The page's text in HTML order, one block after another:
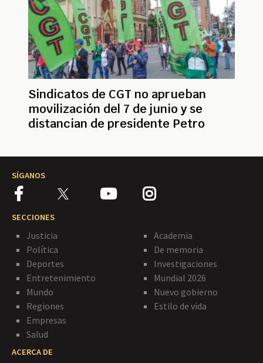
Sindicatos de CGT no aprueban
movilización del 7 de junio y se
distancian de presidente Petro
SÍGANOS
SECCIONES
Justicia
Política
Deportes
Entretenimiento
Mundo
Regiones
Empresas
Salud
Academia
De memoria
Investigaciones
Mundial 2026
Nuevo gobierno
Estilo de vida
ACERCA DE